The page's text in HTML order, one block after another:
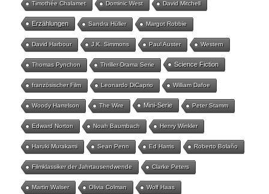
Timothée Chalamet Dominic West David Mitchell
Erzählungen Sandra Hüller Margot Robbie
David Harbour J.K. Simmons Paul Auster Western
Thomas Pynchon Thriller-Drama Serie Science Fiction
französischer Film Leonardo DiCaprio William Dafoe
Woody Harrelson The Wire Mini-Serie Peter Stamm
Edward Norton Noah Baumbach Henry Winkler
Haruki Murakami Sean Penn Ed Harris Roberto Bolaño
Filmklassiker der Jahrtausendwende Clarke Peters
Martin Walser Olivia Colman Wolf Haas